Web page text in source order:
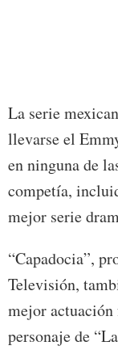
La serie
llevarse el
en ninguna de
competía,
mejor serie
“Capadocia”,
Televisión,
mejor actuación
personaje de